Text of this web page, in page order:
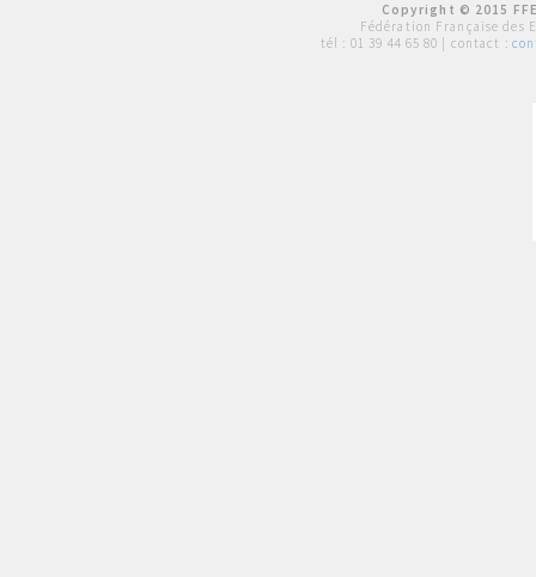
Copyright © 2015
Fédération Française des
tél : 01 39 44 65 80 | contact :